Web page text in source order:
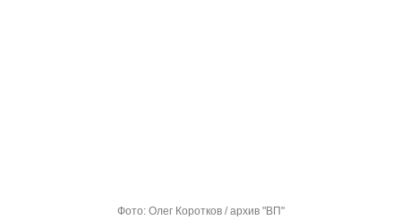
Фото: Олег Коротков / архив "ВП"